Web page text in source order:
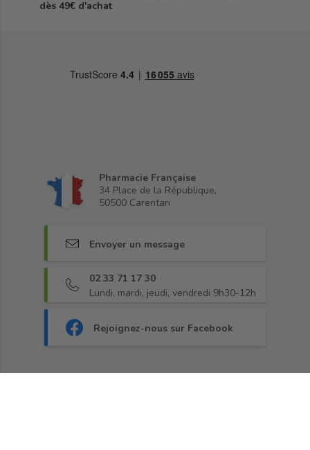
dès 49€ d'achat
Pharmacie Française
34 Place de la République,
50500 Carentan
Envoyer un message
02 33 71 17 30
Lundi, mardi, jeudi, vendredi 9h30-12h
Rejoignez-nous sur Facebook